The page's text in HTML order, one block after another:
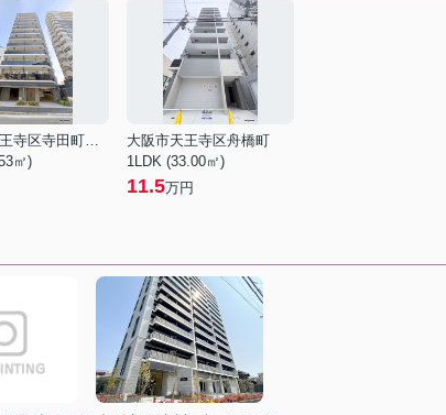
大阪市天王寺区寺田町２丁目
㎡)
大阪市天王寺区舟橋町
1LDK (33.00㎡)
11.5万円